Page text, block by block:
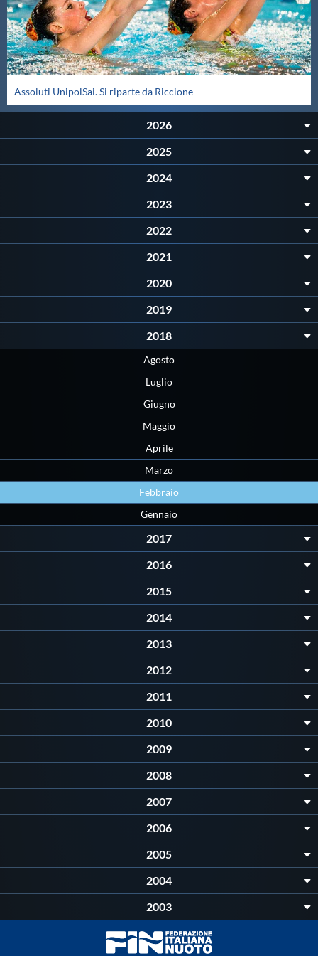
Protezione Civile
Qualità
Sostenibilità
Cookie Policy
Flash News
Galleria fotografica
Assoluti UnipolSai. Si riparte da Riccione
2026
2025
2024
2023
2022
2021
2020
2019
2018
Agosto
Luglio
Giugno
Maggio
Aprile
Marzo
Febbraio
Gennaio
2017
2016
2015
2014
2013
2012
2011
2010
2009
2008
2007
2006
2005
2004
2003